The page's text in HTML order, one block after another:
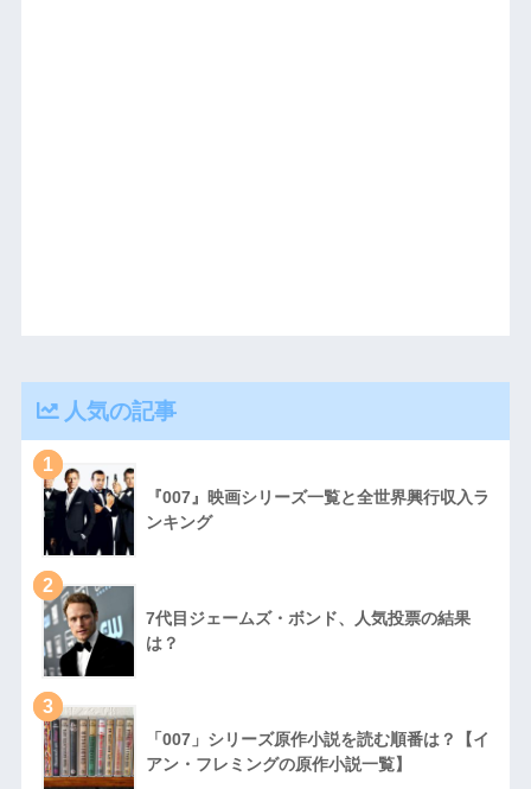
人気の記事
1
『007』映画シリーズ一覧と全世界興行収入ラ
ンキング
2
7代目ジェームズ・ボンド、人気投票の結果
は？
3
「007」シリーズ原作小説を読む順番は？【イ
アン・フレミングの原作小説一覧】